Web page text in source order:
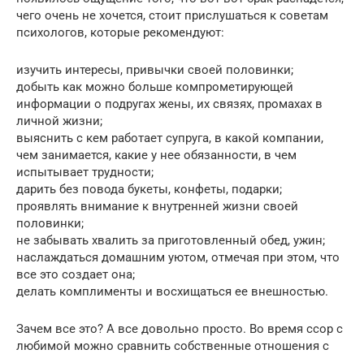
чего очень не хочется, стоит прислушаться к советам
психологов, которые рекомендуют:
изучить интересы, привычки своей половинки;
добыть как можно больше компрометирующей
информации о подругах жены, их связях, промахах в
личной жизни;
выяснить с кем работает супруга, в какой компании,
чем занимается, какие у нее обязанности, в чем
испытывает трудности;
дарить без повода букеты, конфеты, подарки;
проявлять внимание к внутренней жизни своей
половинки;
не забывать хвалить за приготовленный обед, ужин;
наслаждаться домашним уютом, отмечая при этом, что
все это создает она;
делать комплименты и восхищаться ее внешностью.
Зачем все это? А все довольно просто. Во время ссор с
любимой можно сравнить собственные отношения с